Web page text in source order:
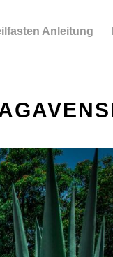
Anleitung